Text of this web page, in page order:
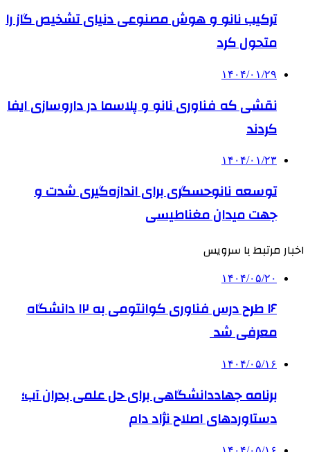
ترکیب نانو و هوش مصنوعی دنیای تشخیص گاز را
متحول کرد
۱۴۰۴/۰۱/۲۹
نقشی که فناوری نانو و پلاسما در داروسازی ایفا
کردند
۱۴۰۴/۰۱/۲۳
توسعه نانوحسگری برای اندازه‌گیری شدت و
جهت میدان مغناطیسی
اخبار مرتبط با سرویس
۱۴۰۴/۰۵/۲۰
۱۶ طرح درس فناوری کوانتومی به ۱۲ دانشگاه
معرفی شد
۱۴۰۴/۰۵/۱۶
برنامه جهاددانشگاهی برای حل علمی بحران آب؛
دستاوردهای اصلاح نژاد دام